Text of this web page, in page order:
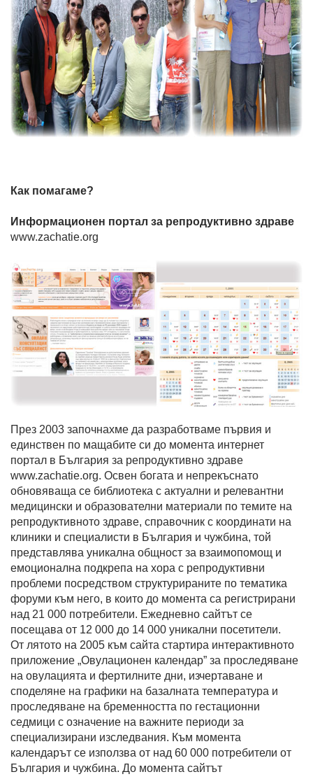
Как помагаме?
Информационен портал за репродуктивно здраве
www.zachatie.org
През 2003 започнахме да разработваме първия и
единствен по мащабите си до момента интернет
портал в България за репродуктивно здраве
www.zachatie.org. Освен богата и непрекъснато
обновяваща се библиотека с актуални и релевантни
медицински и образователни материали по темите на
репродуктивното здраве, справочник с координати на
клиники и специалисти в България и чужбина, той
представлява уникална общност за взаимопомощ и
емоционална подкрепа на хора с репродуктивни
проблеми посредством структурираните по тематика
форуми към него, в които до момента са регистрирани
над 21 000 потребители. Ежедневно сайтът се
посещава от 12 000 до 14 000 уникални посетители.
От лятото на 2005 към сайта стартира интерактивното
приложение „Овулационен календар” за проследяване
на овулацията и фертилните дни, изчертаване и
споделяне на графики на базалната температура и
проследяване на бременността по гестационни
седмици с означение на важните периоди за
специализирани изследвания. Към момента
календарът се използва от над 60 000 потребители от
България и чужбина. До момента сайтът